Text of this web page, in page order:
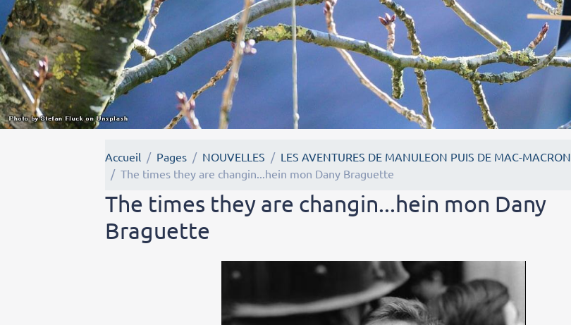
Accueil Pages NOUVELLES
LES AVENTURES DE MANULEON PUIS DE MAC-MACRON
The times they are changin...hein mon Dany Braguette
The times they are changin...hein mon Dany
Braguette